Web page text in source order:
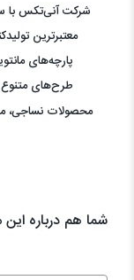
شرکت آنی‌تکس با
معتبرترین
پارچه‌های
طرح‌های متنوع
محصولات نساجی،
شما هم درباره